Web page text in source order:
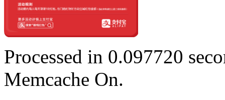
Processed in 0.097720
Memcache On.